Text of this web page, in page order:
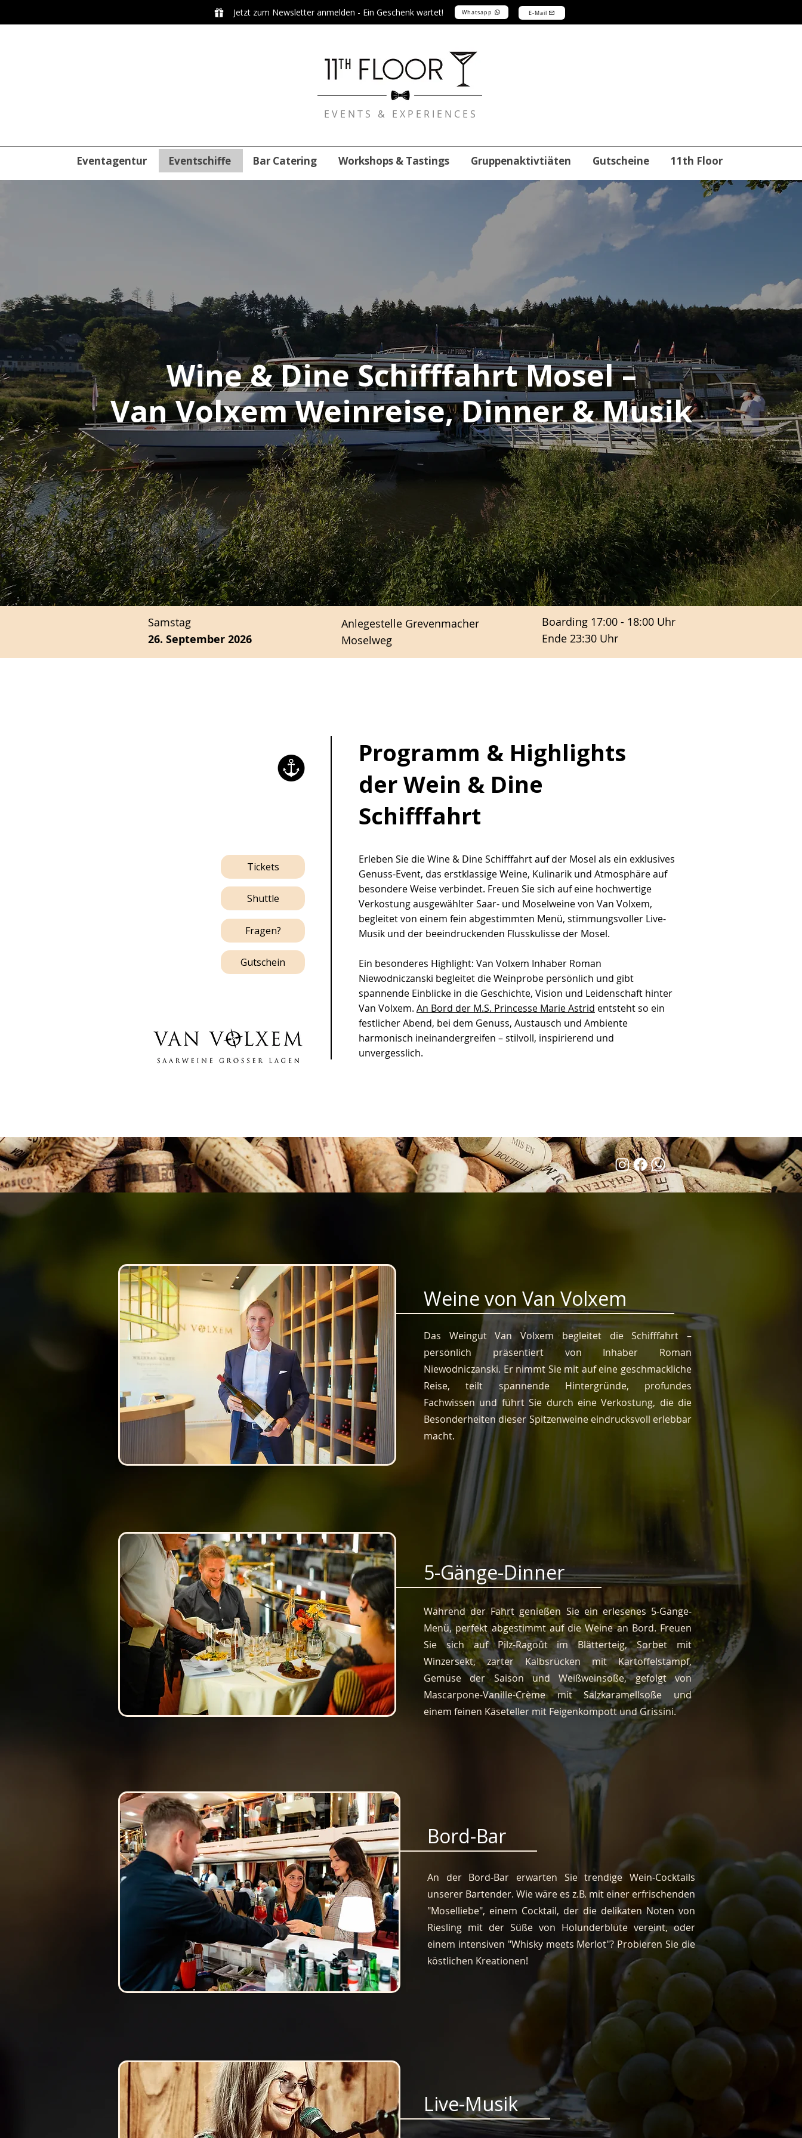
Whatsapp E-Mail
Jetzt zum Newsletter anmelden - Ein Geschenk wartet!
EVENTS & EXPERIENCES
Eventagentur Eventschiffe Bar Catering Workshops & Tastings Gruppenaktivtiäten Gutscheine 11th Floor
Wine & Dine Schifffahrt Mosel –
Van Volxem Weinreise, Dinner & Musik
Samstag
26. September 2026
Anlegestelle Grevenmacher
Moselweg
Boarding 17:00 - 18:00 Uhr
Ende 23:30 Uhr
Programm & Highlights
der Wein & Dine
Schifffahrt
Tickets
Erleben Sie die Wine & Dine Schifffahrt auf der Mosel als ein exklusives
Genuss-Event, das erstklassige Weine, Kulinarik und Atmosphäre auf
besondere Weise verbindet. Freuen Sie sich auf eine hochwertige
Verkostung ausgewählter Saar- und Moselweine von Van Volxem,
begleitet von einem fein abgestimmten Menü, stimmungsvoller Live-
Musik und der beeindruckenden Flusskulisse der Mosel.
Ein besonderes Highlight: Van Volxem Inhaber Roman
Niewodniczanski begleitet die Weinprobe persönlich und gibt
spannende Einblicke in die Geschichte, Vision und Leidenschaft hinter
Van Volxem. An Bord der M.S. Princesse Marie Astrid entsteht so ein
festlicher Abend, bei dem Genuss, Austausch und Ambiente
harmonisch ineinandergreifen – stilvoll, inspirierend und
unvergesslich.
Shuttle
Fragen?
Gutschein
Weine von Van Volxem
Das Weingut Van Volxem begleitet die Schifffahrt –
persönlich präsentiert von Inhaber Roman
Niewodniczanski. Er nimmt Sie mit auf eine geschmackliche
Reise, teilt spannende Hintergründe, profundes
Fachwissen und führt Sie durch eine Verkostung, die die
Besonderheiten dieser Spitzenweine eindrucksvoll erlebbar
macht.
5-Gänge-Dinner
Während der Fahrt genießen Sie ein erlesenes 5-Gänge-
Menü, perfekt abgestimmt auf die Weine an Bord. Freuen
Sie sich auf Pilz-Ragoût im Blätterteig, Sorbet mit
Winzersekt, zarter Kalbsrücken mit Kartoffelstampf,
Gemüse der Saison und Weißweinsoße, gefolgt von
Mascarpone-Vanille-Crème mit Salzkaramellsoße und
einem feinen Käseteller mit Feigenkompott und Grissini.
Bord-Bar
An der Bord-Bar erwarten Sie trendige Wein-Cocktails
unserer Bartender. Wie wäre es z.B. mit einer erfrischenden
"Moselliebe", einem Cocktail, der die delikaten Noten von
Riesling mit der Süße von Holunderblüte vereint, oder
einem intensiven "Whisky meets Merlot"? Probieren Sie die
köstlichen Kreationen!
Live-Musik